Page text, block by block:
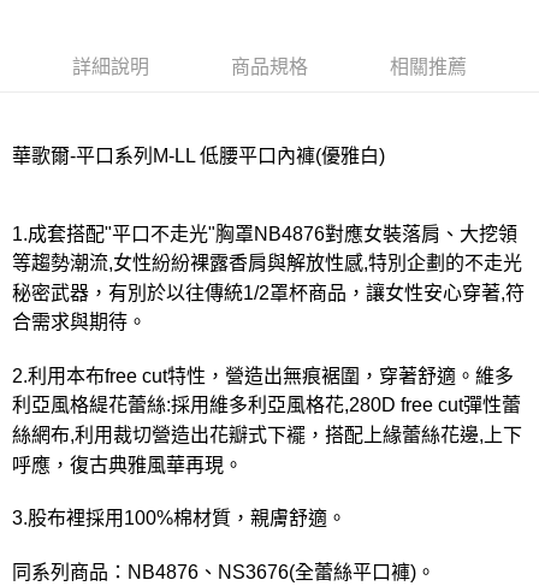
每筆NT$80，滿NT$1,000(含以上)免運費
詳細說明 商品規格 相關推薦
華歌爾-平口系列M-LL 低腰平口內褲(優雅白)
1.成套搭配"平口不走光"胸罩NB4876對應女裝落肩、大挖領
等趨勢潮流,女性紛紛裸露香肩與解放性感,特別企劃的不走光
秘密武器，有別於以往傳統1/2罩杯商品，讓女性安心穿著,符
合需求與期待。
2.利用本布free cut特性，營造出無痕裾圍，穿著舒適。維多
利亞風格緹花蕾絲:採用維多利亞風格花,280D free cut彈性蕾
絲網布,利用裁切營造出花瓣式下襬，搭配上緣蕾絲花邊,上下
呼應，復古典雅風華再現。
3.股布裡採用100%棉材質，親膚舒適。
同系列商品：NB4876、NS3676(全蕾絲平口褲)。